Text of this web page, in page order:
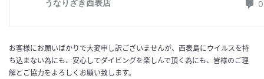
お客様にお願いばかりで大変申し訳ございませんが、西表島にウイルスを持
ち込まない為にも、安心してダイビングを楽しんで頂く為にも、皆様のご理
解とご協力をよろしくお願い致します。